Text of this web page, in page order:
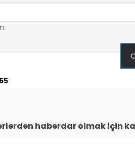
haberdar olmak için